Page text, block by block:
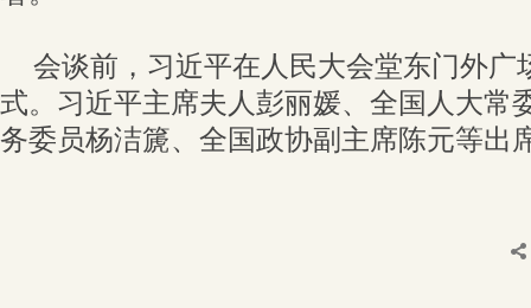
会谈前，习近平在人民大会堂东门外广
式。习近平主席夫人彭丽媛、全国人大常
务委员杨洁篪、全国政协副主席陈元等出